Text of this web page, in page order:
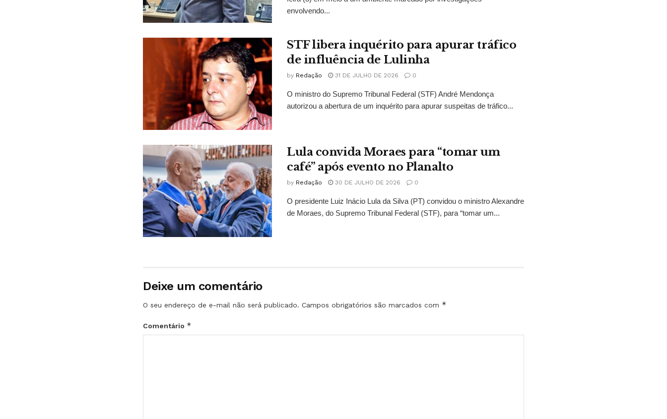
envolvendo...
STF libera inquérito para apurar tráfico
de influência de Lulinha
by Redação 31 DE JULHO DE 2026 0
O ministro do Supremo Tribunal Federal (STF) André Mendonça
autorizou a abertura de um inquérito para apurar suspeitas de tráfico...
Lula convida Moraes para “tomar um
café” após evento no Planalto
by Redação 30 DE JULHO DE 2026 0
O presidente Luiz Inácio Lula da Silva (PT) convidou o ministro Alexandre
de Moraes, do Supremo Tribunal Federal (STF), para “tomar um...
Deixe um comentário
O seu endereço de e-mail não será publicado. Campos obrigatórios são marcados com *
Comentário *